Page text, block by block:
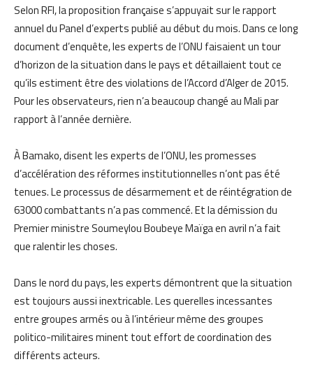
Selon RFI, la proposition française s’appuyait sur le rapport
annuel du Panel d’experts publié au début du mois. Dans ce long
document d’enquête, les experts de l’ONU faisaient un tour
d’horizon de la situation dans le pays et détaillaient tout ce
qu’ils estiment être des violations de l’Accord d’Alger de 2015.
Pour les observateurs, rien n’a beaucoup changé au Mali par
rapport à l’année dernière.
À Bamako, disent les experts de l’ONU, les promesses
d’accélération des réformes institutionnelles n’ont pas été
tenues. Le processus de désarmement et de réintégration de
63000 combattants n’a pas commencé. Et la démission du
Premier ministre Soumeylou Boubeye Maïga en avril n’a fait
que ralentir les choses.
Dans le nord du pays, les experts démontrent que la situation
est toujours aussi inextricable. Les querelles incessantes
entre groupes armés ou à l’intérieur même des groupes
politico-militaires minent tout effort de coordination des
différents acteurs.